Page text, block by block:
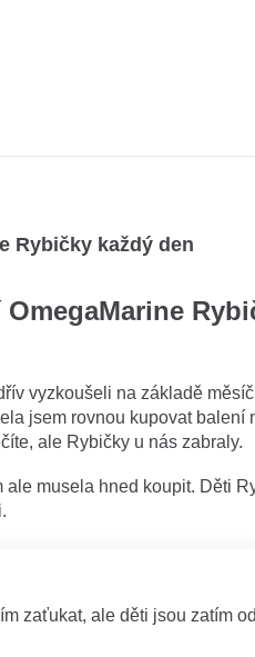
Rybičky každý den
vyzkoušeli na základě
jsem rovnou kupovat balení
ale Rybičky u nás zabraly.
ale musela hned koupit. Děti
zaťukat, ale děti jsou zatím